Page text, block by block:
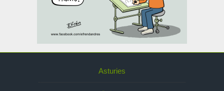
Asturies